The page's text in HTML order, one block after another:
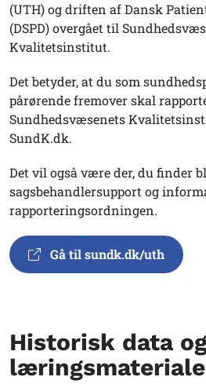
(UTH) og driften af Dansk
(DSPD) overgået til
Kvalitetsinstitut.
Det betyder, at du som
pårørende fremover skal
Sundhedsvæsenets
SundK.dk.
Det vil også være der, du finder
sagsbehandlersupport og
rapporteringsordningen.
Gå til sundk.dk/uth
Historisk data
læringsmateriale